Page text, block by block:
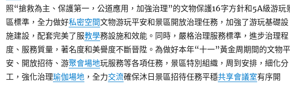
照“搶救為主、保護第一，公道應用，加強治理”的文物保護16字方針和5A級游玩
區標準，全力做好私密空間文物游玩平安和景區開放治理任務，加強了游玩基礎設
施建設，配套完美了服教學務設施和效能。同時，嚴格治理服務標準，進步治理程
度、服務質量，著名度和美譽度不斷晉陞。為做好本年“十一”黃金周期間的文物平
安、開放招待、游聚會場地玩服務等各項任務，景區特別組織，周到安排，細化分
工，強化治理瑜伽場地，全力交流確保沐日景區招待任務平穩共享會議室有序開